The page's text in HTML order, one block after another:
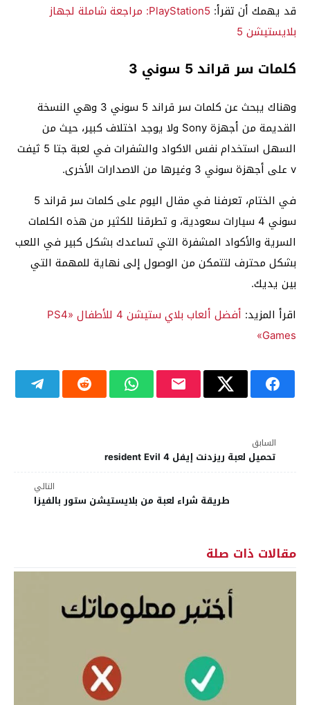
قد يهمك أن تقرأ:
PlayStation5: مراجعة شاملة لجهاز
بلايستيشن 5
كلمات سر قراند 5 سوني 3
وهناك يبحث عن كلمات سر قراند 5 سوني 3 وهي النسخة
القديمة من أجهزة Sony ولا يوجد اختلاف كبير، حيث من
السهل استخدام نفس الاكواد والشفرات في لعبة جتا 5 ثيفت
v على أجهزة سوني 3 وغيرها من الاصدارات الأخرى.
في الختام، تعرفنا في مقال اليوم على كلمات سر قراند 5
سوني 4 سيارات سعودية، و تطرقنا للكثير من هذه الكلمات
السرية والأكواد المشفرة التي تساعدك بشكل كبير في اللعب
بشكل محترف لتتمكن من الوصول إلى نهاية للمهمة التي
بين يديك.
اقرأ المزيد:
أفضل ألعاب بلاي ستيشن 4 للأطفال «PS4
Games»
السابق
تحميل لعبة ريزدنت إيفل resident Evil 4
التالي
طريقة شراء لعبة من بلايستيشن ستور بالفيزا
مقالات ذات صلة